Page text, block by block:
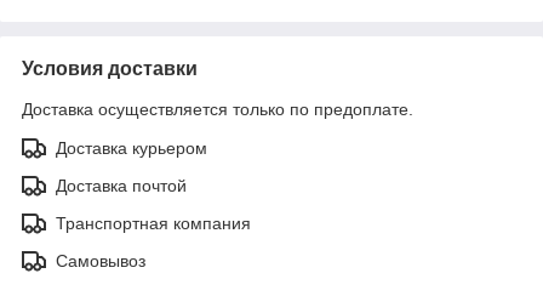
Условия доставки
Доставка осуществляется только по предоплате.
Доставка курьером
Доставка почтой
Транспортная компания
Самовывоз